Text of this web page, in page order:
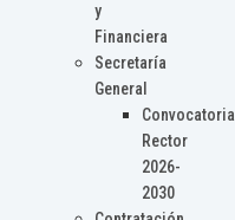
y
Financiera
Secretaría
General
Convocatoria
Rector
2026-
2030